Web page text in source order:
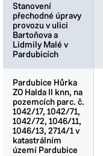
Stanovení
přechodné úpravy
provozu v ulici
Bartoňova a
Lidmily Malé v
Pardubicích
Pardubice Hůrka
ZO Halda II knn, na
pozemcích parc. č.
1042/17, 1042/71,
1042/72, 1046/11,
1046/13, 2714/1 v
katastrálním
území Pardubice
Stanovení
přechodné úpravy
provozu v ulici
Bartoňova a
Lidmily Malé v
Pardubicích
Pardubice Hůrka
ZO Halda II knn, na
pozemcích parc. č.
1042/17, 1042/71,
1042/72, 1046/11,
1046/13, 2714/1 v
katastrálním
území Pardubice